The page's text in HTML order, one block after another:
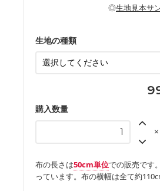
・カーテン、エプロン、テーブ
・パンツ、タックスカートなどの
もっと詳しく見る
・インテリア用品
◎生地見本サ
生地の種類
購入数量
布の長さは50cm単位での販売です
っています。布の横幅は全て約